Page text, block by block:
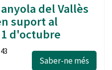
del Vallès
suport al
d'octubre
Saber-ne més